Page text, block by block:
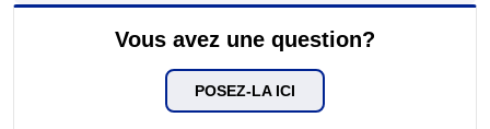
Vous avez une question?
POSEZ-LA ICI